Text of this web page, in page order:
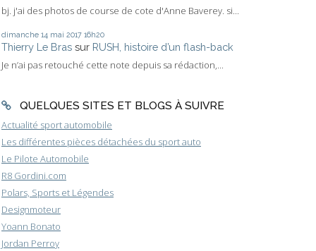
bj. j'ai des photos de course de cote d'Anne Baverey. si...
dimanche 14 mai 2017 16h20
Thierry Le Bras sur RUSH, histoire d’un flash-back
Je n’ai pas retouché cette note depuis sa rédaction,...
QUELQUES SITES ET BLOGS À SUIVRE
Actualité sport automobile
Les différentes pièces détachées du sport auto
Le Pilote Automobile
R8 Gordini.com
Polars, Sports et Légendes
Designmoteur
Yoann Bonato
Jordan Perroy